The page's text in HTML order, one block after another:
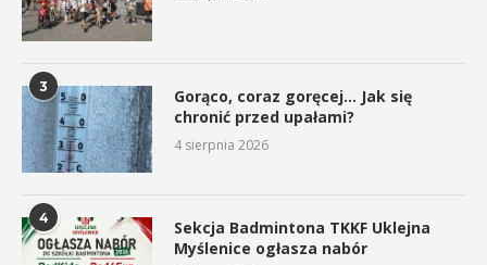
3
Gorąco, coraz goręcej… Jak się
chronić przed upałami?
4 sierpnia 2026
4
Sekcja Badmintona TKKF Uklejna
Myślenice ogłasza nabór